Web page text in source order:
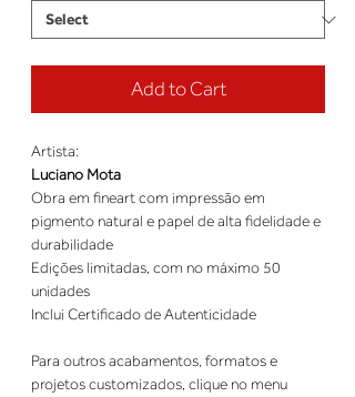
Add to Cart
Artista:
Luciano Mota
Obra em fineart com impressão em
pigmento natural e papel de alta fidelidade e
durabilidade
Edições limitadas, com no máximo 50
unidades
Inclui Certificado de Autenticidade
Para outros acabamentos, formatos e
projetos customizados, clique no menu